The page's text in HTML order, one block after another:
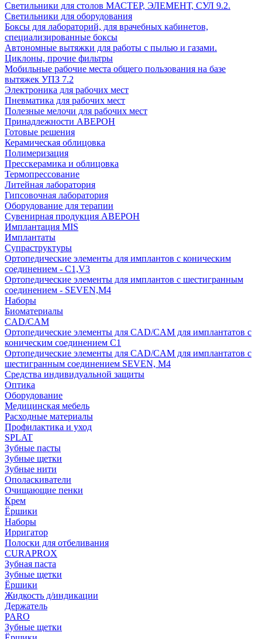
Светильники для столов МАСТЕР, ЭЛЕМЕНТ, СУЛ 9.2.
Светильники для оборудования
Боксы для лабораторий, для врачебных кабинетов,
специализированные боксы
Автономные вытяжки для работы с пылью и газами.
Циклоны, прочие фильтры
Мобильные рабочие места общего пользования на базе
вытяжек УПЗ 7.2
Электроника для рабочих мест
Пневматика для рабочих мест
Полезные мелочи для рабочих мест
Принадлежности АВЕРОН
Готовые решения
Керамическая облицовка
Полимеризация
Пресскерамика и облицовка
Термопрессование
Литейная лаборатория
Гипсовочная лаборатория
Оборудование для терапии
Сувенирная продукция АВЕРОН
Имплантация MIS
Имплантаты
Супраструктуры
Ортопедические элементы для имплантов с коническим
соединением - C1,V3
Ортопедические элементы для имплантов с шестигранным
соединением - SEVEN,M4
Наборы
Биоматериалы
CAD/CAM
Ортопедические элементы для CAD/CAM для имплантатов с
коническим соединением С1
Ортопедические элементы для CAD/CAM для имплантатов с
шестигранным соединением SEVEN, М4
Средства индивидуальной защиты
Оптика
Оборудование
Медицинская мебель
Расходные материалы
Профилактика и уход
SPLAT
Зубные пасты
Зубные щетки
Зубные нити
Ополаскиватели
Очищающие пенки
Крем
Ёршики
Наборы
Ирригатор
Полоски для отбеливания
CURAPROX
Зубная паста
Зубные щетки
Ёршики
Жидкость д/индикации
Держатель
PARO
Зубные щетки